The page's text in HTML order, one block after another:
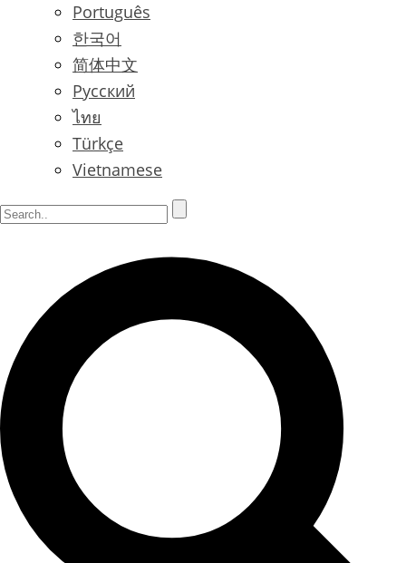
Português
한국어
简体中文
Русский
ไทย
Türkçe
Vietnamese